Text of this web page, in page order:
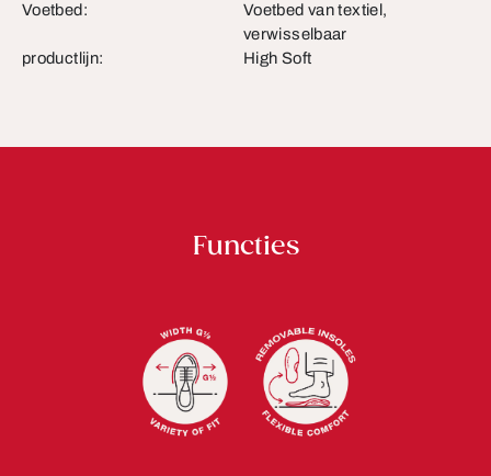
Voetbed:
Voetbed van textiel,
verwisselbaar
productlijn:
High Soft
Functies